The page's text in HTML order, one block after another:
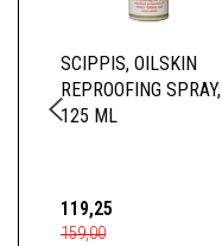
SCIPPIS, OILSKIN
REPROOFING SPRAY,
125 ML
119,25
159,00